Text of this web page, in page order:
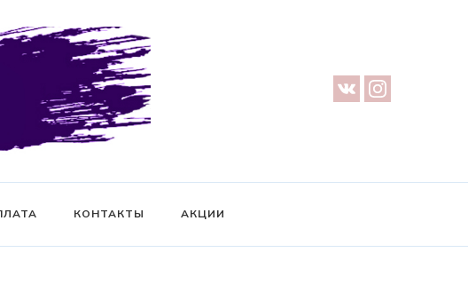
— Сертификат на фотосессию
КОНТАКТЫ АКЦИИ